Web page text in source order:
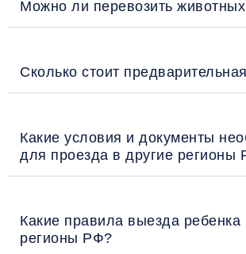
Можно ли перевозить
Сколько стоит
Какие условия и документы
для проезда в другие регионы
Какие правила выезда ребенка
регионы РФ?